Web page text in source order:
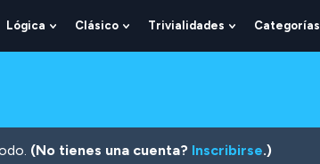
Lógica
Show
Submenu
Clásico
Show
Submenu
Trivialidades
Show
Submenu
Categorías
(No tienes una cuenta? Inscribirse.)